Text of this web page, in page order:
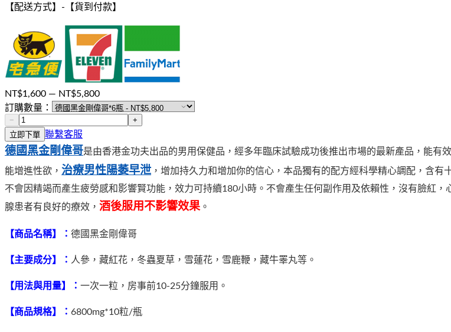
【配送方式】 - 【貨到付款】
NT$1,600 — NT$5,800
訂購數量：
−
+
立即下單 聯繫客服
德國黑金剛偉哥是由香港金功夫出品的男用保健品，經多年臨床試驗成功後推出市場的最新產品，能
能增進性欲， 治療男性陽萎早泄 ，增加持久力和增加你的信心，本品獨有的配方經科學精心調配，含
不會因精竭而產生疲勞感和影響賢功能，效力可持續180小時。不會產生任何副作用及依賴性，沒有臉紅
腺患者有良好的療效， 酒後服用不影響效果 。
【商品名稱】： 德國黑金剛偉哥
【主要成分】： 人參，藏紅花，冬蟲夏草，雪蓮花，雪鹿鞭，藏牛睪丸等。
【用法與用量】： 一次一粒，房事前10-25分鐘服用。
【商品規格】： 6800mg*10粒/瓶